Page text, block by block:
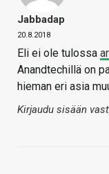
Jabbadap
20.8.2018
Eli ei ole tulossa
Anandtechillä on
hieman eri asia
Kirjaudu sisään